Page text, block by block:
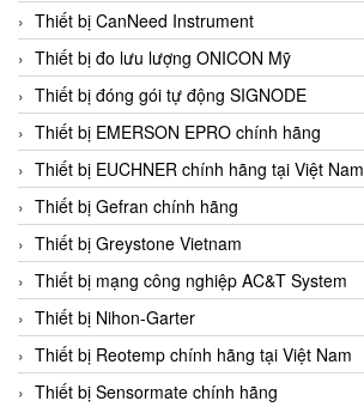
Thiết bị CanNeed Instrument
Thiết bị đo lưu lượng ONICON Mỹ
Thiết bị đóng gói tự động SIGNODE
Thiết bị EMERSON EPRO chính hãng
Thiết bị EUCHNER chính hãng tại Việt Nam
Thiết bị Gefran chính hãng
Thiết bị Greystone Vietnam
Thiết bị mạng công nghiệp AC&T System
Thiết bị Nihon-Garter
Thiết bị Reotemp chính hãng tại Việt Nam
Thiết bị Sensormate chính hãng